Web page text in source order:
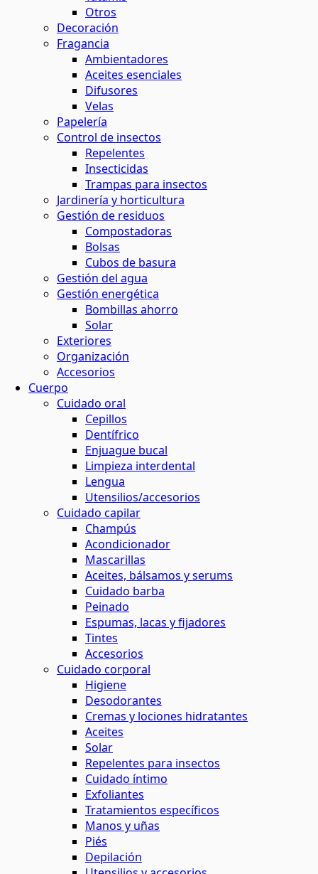
Otros
Decoración
Fragancia
Ambientadores
Aceites esenciales
Difusores
Velas
Papelería
Control de insectos
Repelentes
Insecticidas
Trampas para insectos
Jardinería y horticultura
Gestión de residuos
Compostadoras
Bolsas
Cubos de basura
Gestión del agua
Gestión energética
Bombillas ahorro
Solar
Exteriores
Organización
Accesorios
Cuerpo
Cuidado oral
Cepillos
Dentífrico
Enjuague bucal
Limpieza interdental
Lengua
Utensilios/accesorios
Cuidado capilar
Champús
Acondicionador
Mascarillas
Aceites, bálsamos y serums
Cuidado barba
Peinado
Espumas, lacas y fijadores
Tintes
Accesorios
Cuidado corporal
Higiene
Desodorantes
Cremas y lociones hidratantes
Aceites
Solar
Repelentes para insectos
Cuidado íntimo
Exfoliantes
Tratamientos específicos
Manos y uñas
Piés
Depilación